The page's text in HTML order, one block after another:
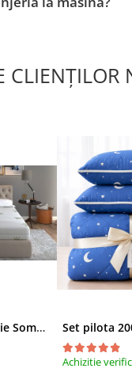
CLIENȚILOR
Saltea cu memorie SomnART XXL Memory Plus 160x190, înălțime 25cm, pentru persoane supraponderale, husă Aloe Vera detașabilă, rulată, fermitate mare
Achizitie